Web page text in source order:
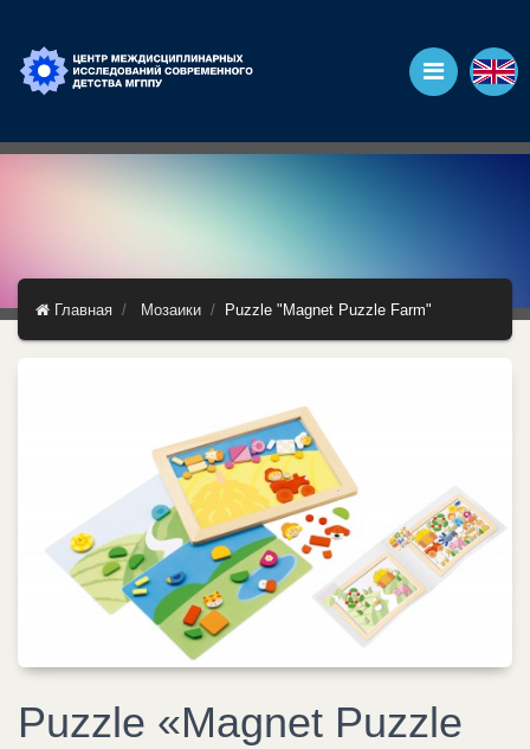
Главная Мозаики Puzzle "Magnet Puzzle Farm"
Puzzle «Magnet Puzzle